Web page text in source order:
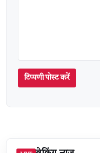
टिप्पणी पोस्ट करें